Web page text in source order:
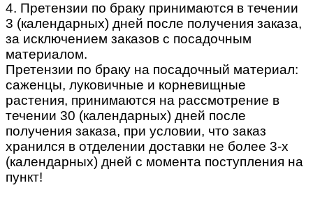
4. Претензии по браку принимаются в течении
3 (календарных) дней после получения заказа,
за исключением заказов с посадочным
материалом.
Претензии по браку на посадочный материал:
саженцы, луковичные и корневищные
растения, принимаются на рассмотрение в
течении 30 (календарных) дней после
получения заказа, при условии, что заказ
хранился в отделении доставки не более 3-х
(календарных) дней с момента поступления на
пункт!